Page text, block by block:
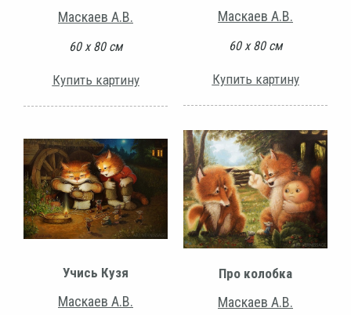
Маскаев А.В.
60 х 80 см
Купить картину
Маскаев А.В.
60 х 80 см
Купить картину
Учись Кузя
Маскаев А.В.
Про колобка
Маскаев А.В.